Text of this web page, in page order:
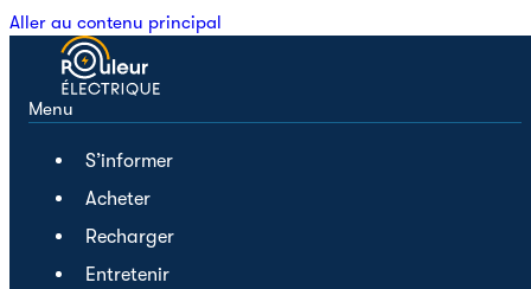
Aller au contenu principal
Menu
S’informer
Acheter
Recharger
Entretenir